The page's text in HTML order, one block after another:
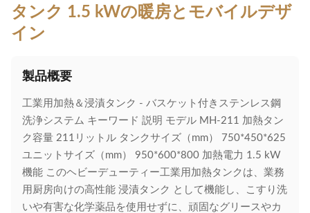
タンク 1.5 kWの暖房とモバイルデザ
イン
製品概要
工業用加熱＆浸漬タンク - バスケット付きステンレス鋼
洗浄システム キーワード 説明 モデル MH-211 加熱タン
ク容量 211リットル タンクサイズ（mm） 750*450*625
ユニットサイズ（mm） 950*600*800 加熱電力 1.5 kW
機能 このヘビーデューティー工業用加熱タンクは、業務
用厨房向けの高性能 浸漬タンク として機能し、こすり洗
いや有害な化学薬品を使用せずに、頑固なグリースやカ